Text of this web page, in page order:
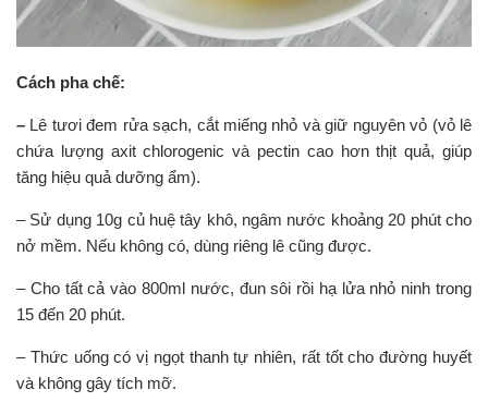
Cách pha chế:
– Lê tươi đem rửa sạch, cắt miếng nhỏ và giữ nguyên vỏ (vỏ lê
chứa lượng axit chlorogenic và pectin cao hơn thịt quả, giúp
tăng hiệu quả dưỡng ẩm).
– Sử dụng 10g củ huệ tây khô, ngâm nước khoảng 20 phút cho
nở mềm. Nếu không có, dùng riêng lê cũng được.
– Cho tất cả vào 800ml nước, đun sôi rồi hạ lửa nhỏ ninh trong
15 đến 20 phút.
– Thức uống có vị ngọt thanh tự nhiên, rất tốt cho đường huyết
và không gây tích mỡ.